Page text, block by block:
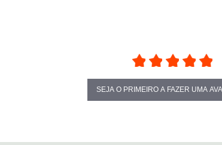
SEJA O PRIMEIRO A FAZER UMA